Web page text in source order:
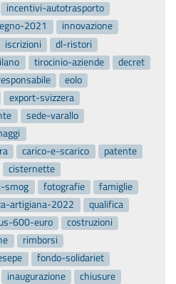
incentivi-autotrasporto
2021
innovazione
iscrizioni
dl-ristori
tirocinio-aziende
decret
eolo
export-svizzera
sede-varallo
carico-e-scarico
patente
cisternette
smog fotografie
famiglie
artigiana-2022
qualifica
600-euro
costruzioni
rimborsi
fondo-solidariet
inaugurazione
chiusure